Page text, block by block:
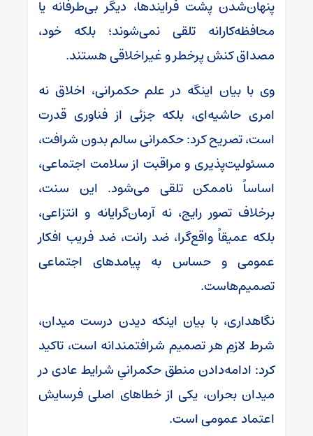
پنهان‌شدن پشت فرایندها، دیگر بی‌طرفانه یا
محافظه‌کارانه تلقی نمی‌شوند؛ بلکه خود،
مصداق کنش پرخطر و غیراخلاقی‌ هستند.
وی با بیان اینگه در علم حکمرانی، اخلاق نه
امری حاشیه‌ای، بلکه جزئی از فناوری قدرت
است، تصریح کرد: حکمرانی سالم بدون شرافت،
مسئولیت‌پذیری و مراقبت از سلامت اجتماعی،
اساساً ناممکن تلقی می‌شود. این سنت،
برخلاف تصور رایج، نه آرمان‌گرایانه و انتزاعی،
بلکه عمیقاً واقع‌گرا، ضد رانت، ضد فریب افکار
عمومی و حساس به پیامدهای اجتماعی
تصمیم‌هاست.
نگاهداری، با بیان اینکه دیدن درست میدان،
شرط لازمِ هر تصمیم شرافتمندانه است، تاکید
کرد: ادامه‌دادن منطق حکمرانیِ شرایط عادی در
میدان بحران، یکی از خطاهای اصلی فرسایش
اعتماد عمومی است.